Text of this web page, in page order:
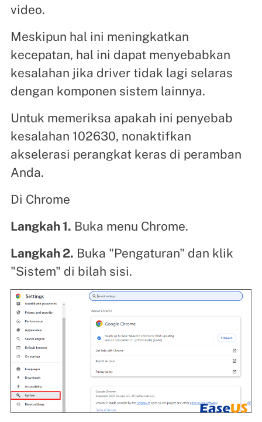
video.
Meskipun hal ini meningkatkan
kecepatan, hal ini dapat menyebabkan
kesalahan jika driver tidak lagi selaras
dengan komponen sistem lainnya.
Untuk memeriksa apakah ini penyebab
kesalahan 102630, nonaktifkan
akselerasi perangkat keras di peramban
Anda.
Di Chrome
Langkah 1. Buka menu Chrome.
Langkah 2. Buka "Pengaturan" dan klik
"Sistem" di bilah sisi.